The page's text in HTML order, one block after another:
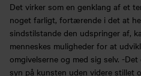
Det virker som en genklang af et
noget farligt, fortærende i det at
sindstilstande den udspringer af,
menneskes muligheder for at
omgivelserne og med sig selv. -
syn på kunsten uden videre stillet